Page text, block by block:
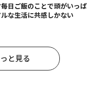
日ご飯のことで頭がいっぱ
な生活に共感しかない
と見る